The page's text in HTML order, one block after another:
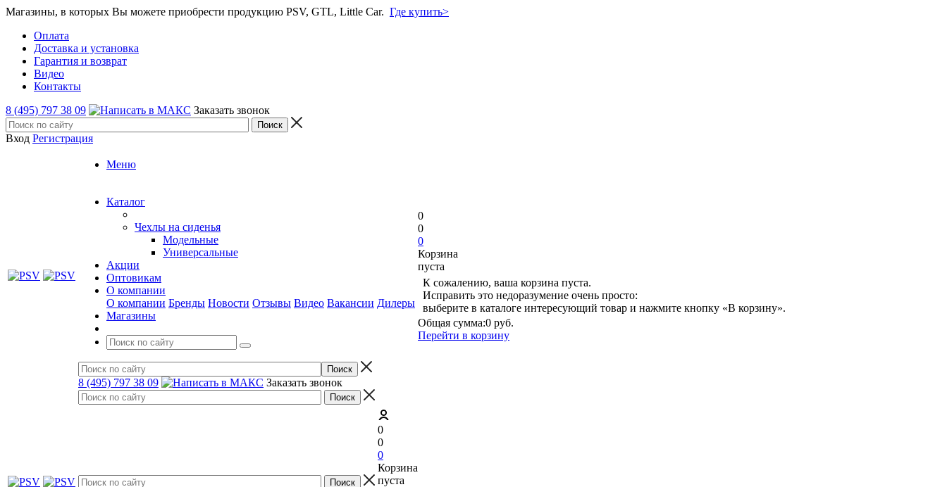
Магазины, в которых Вы можете приобрести продукцию PSV, GTL, Little Car. Где купить>
Оплата
Доставка и установка
Гарантия и возврат
Видео
Контакты
8 (495) 797 38 09
Заказать звонок
Вход Регистрация
Меню
Каталог
Чехлы на сиденья
Модельные
Универсальные
Акции
Оптовикам
О компании
О компании Бренды Новости Отзывы Видео Вакансии Дилеры
Магазины
8 (495) 797 38 09 Заказать звонок
0
0
0
Корзина
пуста
К сожалению, ваша корзина пуста.
Исправить это недоразумение очень просто:
выберите в каталоге интересующий товар и нажмите кнопку «В корзину».
Общая сумма:0 руб.
Перейти в корзину
0
0
0
Корзина
пуста